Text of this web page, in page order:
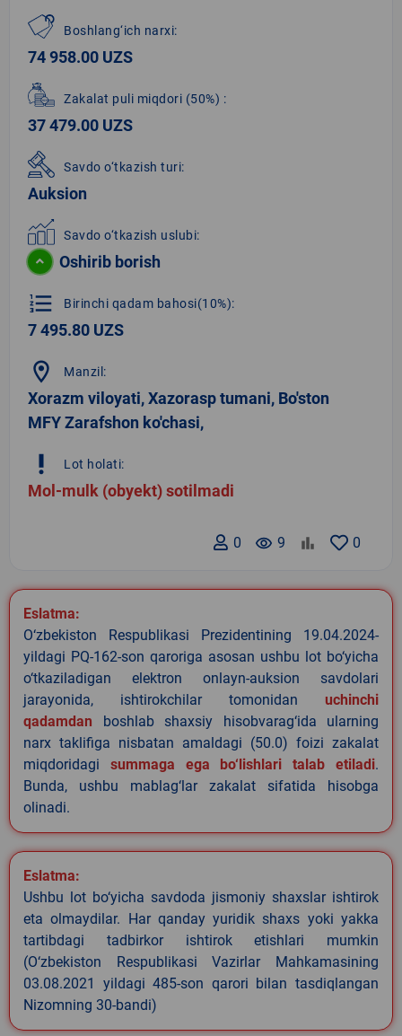
Boshlang‘ich narxi:
74 958.00 UZS
Zakalat puli miqdori (50%) :
37 479.00 UZS
Savdo o‘tkazish turi:
Auksion
Savdo o‘tkazish uslubi:
Oshirib borish
format_list_numbered Birinchi qadam bahosi(10%):
7 495.80 UZS
location_on Manzil:
Xorazm viloyati, Xazorasp tumani, Bo'ston
MFY Zarafshon ko'chasi,
priority_high Lot holati:
Mol-mulk (obyekt) sotilmadi
0
remove_red_eye 9
0
Eslatma:
O‘zbekiston Respublikasi Prezidentining 19.04.2024-
yildagi PQ-162-son qaroriga asosan ushbu lot bo‘yicha
o‘tkaziladigan elektron onlayn-auksion savdolari
jarayonida, ishtirokchilar tomonidan uchinchi
qadamdan boshlab shaxsiy hisobvarag‘ida ularning
narx taklifiga nisbatan amaldagi (50.0) foizi zakalat
miqdoridagi summaga ega bo‘lishlari talab etiladi.
Bunda, ushbu mablag‘lar zakalat sifatida hisobga
olinadi.
Eslatma:
Ushbu lot bo‘yicha savdoda jismoniy shaxslar ishtirok
eta olmaydilar. Har qanday yuridik shaxs yoki yakka
tartibdagi tadbirkor ishtirok etishlari mumkin
(O‘zbekiston Respublikasi Vazirlar Mahkamasining
03.08.2021 yildagi 485-son qarori bilan tasdiqlangan
Nizomning 30-bandi)